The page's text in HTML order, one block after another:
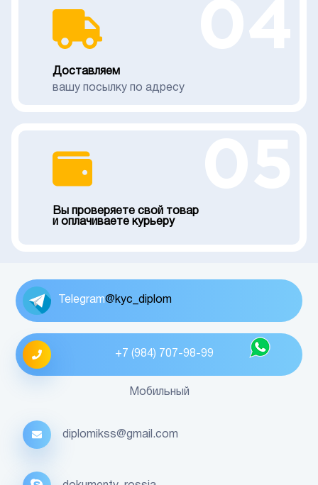
Доставляем
вашу посылку по адресу
Вы проверяете свой товар
и оплачиваете курьеру
Telegram@kyc_diplom
+7 (984) 707-98-99
Мобильный
diplomikss@gmail.com